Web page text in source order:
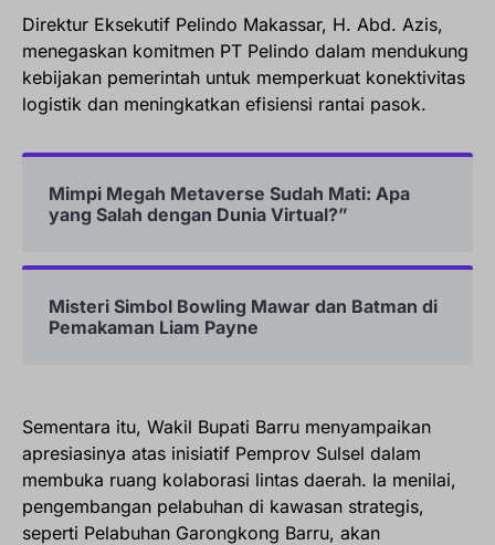
Direktur Eksekutif Pelindo Makassar, H. Abd. Azis,
menegaskan komitmen PT Pelindo dalam mendukung
kebijakan pemerintah untuk memperkuat konektivitas
logistik dan meningkatkan efisiensi rantai pasok.
Mimpi Megah Metaverse Sudah Mati: Apa
yang Salah dengan Dunia Virtual?”
Misteri Simbol Bowling Mawar dan Batman di
Pemakaman Liam Payne
Sementara itu, Wakil Bupati Barru menyampaikan
apresiasinya atas inisiatif Pemprov Sulsel dalam
membuka ruang kolaborasi lintas daerah. Ia menilai,
pengembangan pelabuhan di kawasan strategis,
seperti Pelabuhan Garongkong Barru, akan